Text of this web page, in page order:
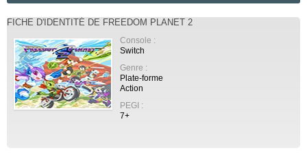
FICHE D'IDENTITÉ DE FREEDOM PLANET 2
Console :
Switch
Genre :
Plate-forme
Action
PEGI :
7+